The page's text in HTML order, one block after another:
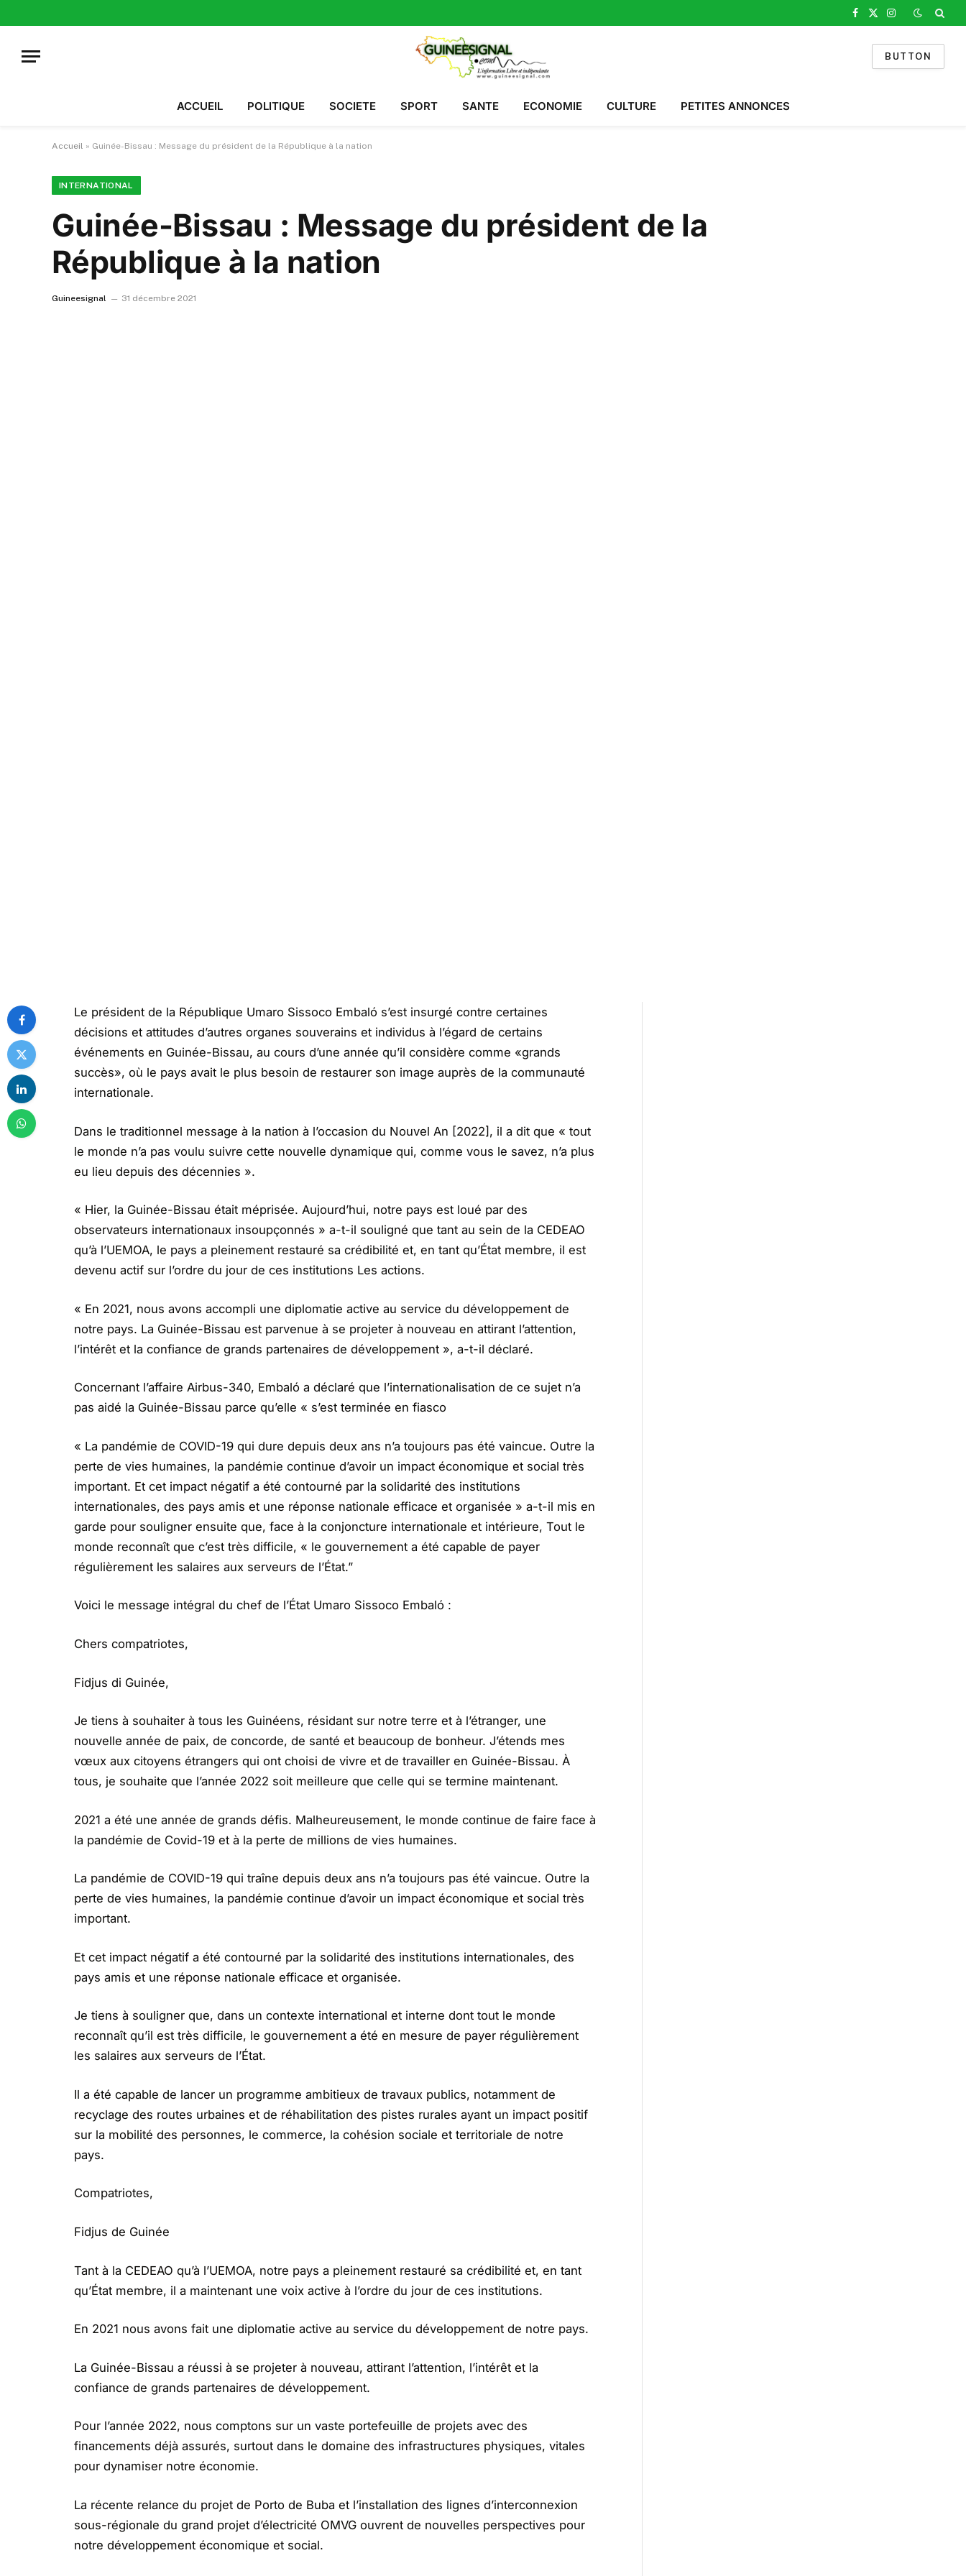
Facebook
X
Instagram
BUTTON
ACCUEIL POLITIQUE SOCIETE SPORT SANTE ECONOMIE CULTURE PETITES ANNONCES
Accueil » Guinée-Bissau : Message du président de la République à la nation
INTERNATIONAL
Guinée-Bissau : Message du président de la
République à la nation
Guineesignal 31 décembre 2021
Le président de la République Umaro Sissoco Embaló s’est insurgé contre certaines
décisions et attitudes d’autres organes souverains et individus à l’égard de certains
événements en Guinée-Bissau, au cours d’une année qu’il considère comme «grands
succès», où le pays avait le plus besoin de restaurer son image auprès de la communauté
internationale.
Dans le traditionnel message à la nation à l’occasion du Nouvel An [2022], il a dit que « tout
le monde n’a pas voulu suivre cette nouvelle dynamique qui, comme vous le savez, n’a plus
eu lieu depuis des décennies ».
« Hier, la Guinée-Bissau était méprisée. Aujourd’hui, notre pays est loué par des
observateurs internationaux insoupçonnés » a-t-il souligné que tant au sein de la CEDEAO
qu’à l’UEMOA, le pays a pleinement restauré sa crédibilité et, en tant qu’État membre, il est
devenu actif sur l’ordre du jour de ces institutions Les actions.
« En 2021, nous avons accompli une diplomatie active au service du développement de
notre pays. La Guinée-Bissau est parvenue à se projeter à nouveau en attirant l’attention,
l’intérêt et la confiance de grands partenaires de développement », a-t-il déclaré.
Concernant l’affaire Airbus-340, Embaló a déclaré que l’internationalisation de ce sujet n’a
pas aidé la Guinée-Bissau parce qu’elle « s’est terminée en fiasco
« La pandémie de COVID-19 qui dure depuis deux ans n’a toujours pas été vaincue. Outre la
perte de vies humaines, la pandémie continue d’avoir un impact économique et social très
important. Et cet impact négatif a été contourné par la solidarité des institutions
internationales, des pays amis et une réponse nationale efficace et organisée » a-t-il mis en
garde pour souligner ensuite que, face à la conjoncture internationale et intérieure, Tout le
monde reconnaît que c’est très difficile, « le gouvernement a été capable de payer
régulièrement les salaires aux serveurs de l’État.”
Voici le message intégral du chef de l’État Umaro Sissoco Embaló :
Chers compatriotes,
Fidjus di Guinée,
Je tiens à souhaiter à tous les Guinéens, résidant sur notre terre et à l’étranger, une
nouvelle année de paix, de concorde, de santé et beaucoup de bonheur. J’étends mes
vœux aux citoyens étrangers qui ont choisi de vivre et de travailler en Guinée-Bissau. À
tous, je souhaite que l’année 2022 soit meilleure que celle qui se termine maintenant.
2021 a été une année de grands défis. Malheureusement, le monde continue de faire face à
la pandémie de Covid-19 et à la perte de millions de vies humaines.
La pandémie de COVID-19 qui traîne depuis deux ans n’a toujours pas été vaincue. Outre la
perte de vies humaines, la pandémie continue d’avoir un impact économique et social très
important.
Et cet impact négatif a été contourné par la solidarité des institutions internationales, des
pays amis et une réponse nationale efficace et organisée.
Je tiens à souligner que, dans un contexte international et interne dont tout le monde
reconnaît qu’il est très difficile, le gouvernement a été en mesure de payer régulièrement
les salaires aux serveurs de l’État.
Il a été capable de lancer un programme ambitieux de travaux publics, notamment de
recyclage des routes urbaines et de réhabilitation des pistes rurales ayant un impact positif
sur la mobilité des personnes, le commerce, la cohésion sociale et territoriale de notre
pays.
Compatriotes,
Fidjus de Guinée
Tant à la CEDEAO qu’à l’UEMOA, notre pays a pleinement restauré sa crédibilité et, en tant
qu’État membre, il a maintenant une voix active à l’ordre du jour de ces institutions.
En 2021 nous avons fait une diplomatie active au service du développement de notre pays.
La Guinée-Bissau a réussi à se projeter à nouveau, attirant l’attention, l’intérêt et la
confiance de grands partenaires de développement.
Pour l’année 2022, nous comptons sur un vaste portefeuille de projets avec des
financements déjà assurés, surtout dans le domaine des infrastructures physiques, vitales
pour dynamiser notre économie.
La récente relance du projet de Porto de Buba et l’installation des lignes d’interconnexion
sous-régionale du grand projet d’électricité OMVG ouvrent de nouvelles perspectives pour
notre développement économique et social.